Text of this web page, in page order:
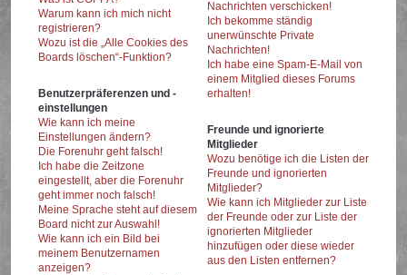
Warum kann ich mich nicht
registrieren?
Wozu ist die „Alle Cookies des
Boards löschen“-Funktion?
Benutzerpräferenzen und -
einstellungen
Wie kann ich meine
Einstellungen ändern?
Die Forenuhr geht falsch!
Ich habe die Zeitzone
eingestellt, aber die Forenuhr
geht immer noch falsch!
Meine Sprache steht auf diesem
Board nicht zur Auswahl!
Wie kann ich ein Bild bei
meinem Benutzernamen
anzeigen?
Nachrichten verschicken!
Ich bekomme ständig
unerwünschte Private
Nachrichten!
Ich habe eine Spam-E-Mail von
einem Mitglied dieses Forums
erhalten!
Freunde und ignorierte
Mitglieder
Wozu benötige ich die Listen der
Freunde und ignorierten
Mitglieder?
Wie kann ich Mitglieder zur Liste
der Freunde oder zur Liste der
ignorierten Mitglieder
hinzufügen oder diese wieder
aus den Listen entfernen?